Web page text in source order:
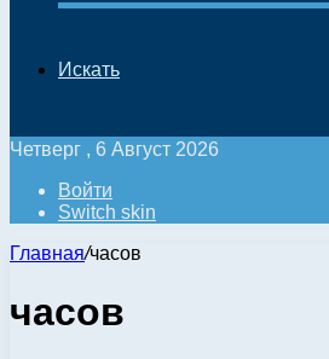
Искать
Четверг , 6 Август 2026
Войти
Switch skin
Главная/часов
часов